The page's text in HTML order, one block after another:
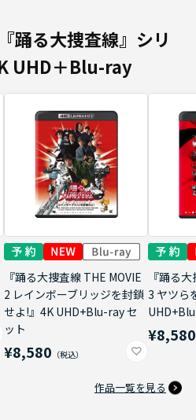
踊る大捜査線』シリ
UHD＋Blu-ray
『踊る大捜査線 THE MOVIE
2 レインボーブリッジを封鎖
せよ!』4K UHD+Blu-ray セ
ット
¥8,580
『踊る
3 ヤツら
¥8,580
作品一覧を見る